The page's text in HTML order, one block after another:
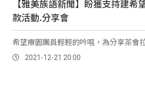
【雅美族語新聞】盼獲支持建希
款活動.分享會
希望療園團員輕輕的吟唱，為分享茶會
2021-12-21 20:00